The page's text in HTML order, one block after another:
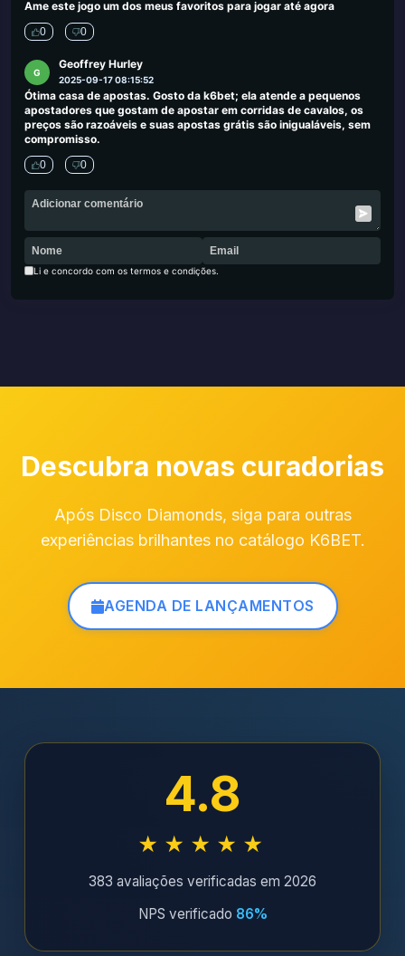
Ame este jogo um dos meus favoritos para jogar até agora
0 0
G
Geoffrey Hurley
2025-09-17 08:15:52
Ótima casa de apostas. Gosto da k6bet; ela atende a pequenos
apostadores que gostam de apostar em corridas de cavalos, os
preços são razoáveis ​​e suas apostas grátis são inigualáveis, sem
compromisso.
0 0
Li e concordo com os termos e condições.
Descubra novas curadorias
Após Disco Diamonds, siga para outras
experiências brilhantes no catálogo K6BET.
AGENDA DE LANÇAMENTOS
4.8
★★★★★
383 avaliações verificadas em 2026
NPS verificado 86%